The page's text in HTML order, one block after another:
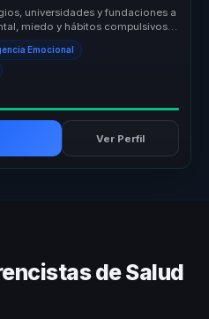
universidades y fundaciones a
miedo y hábitos compulsivos
Emocional
Ver Perfil
de Salud